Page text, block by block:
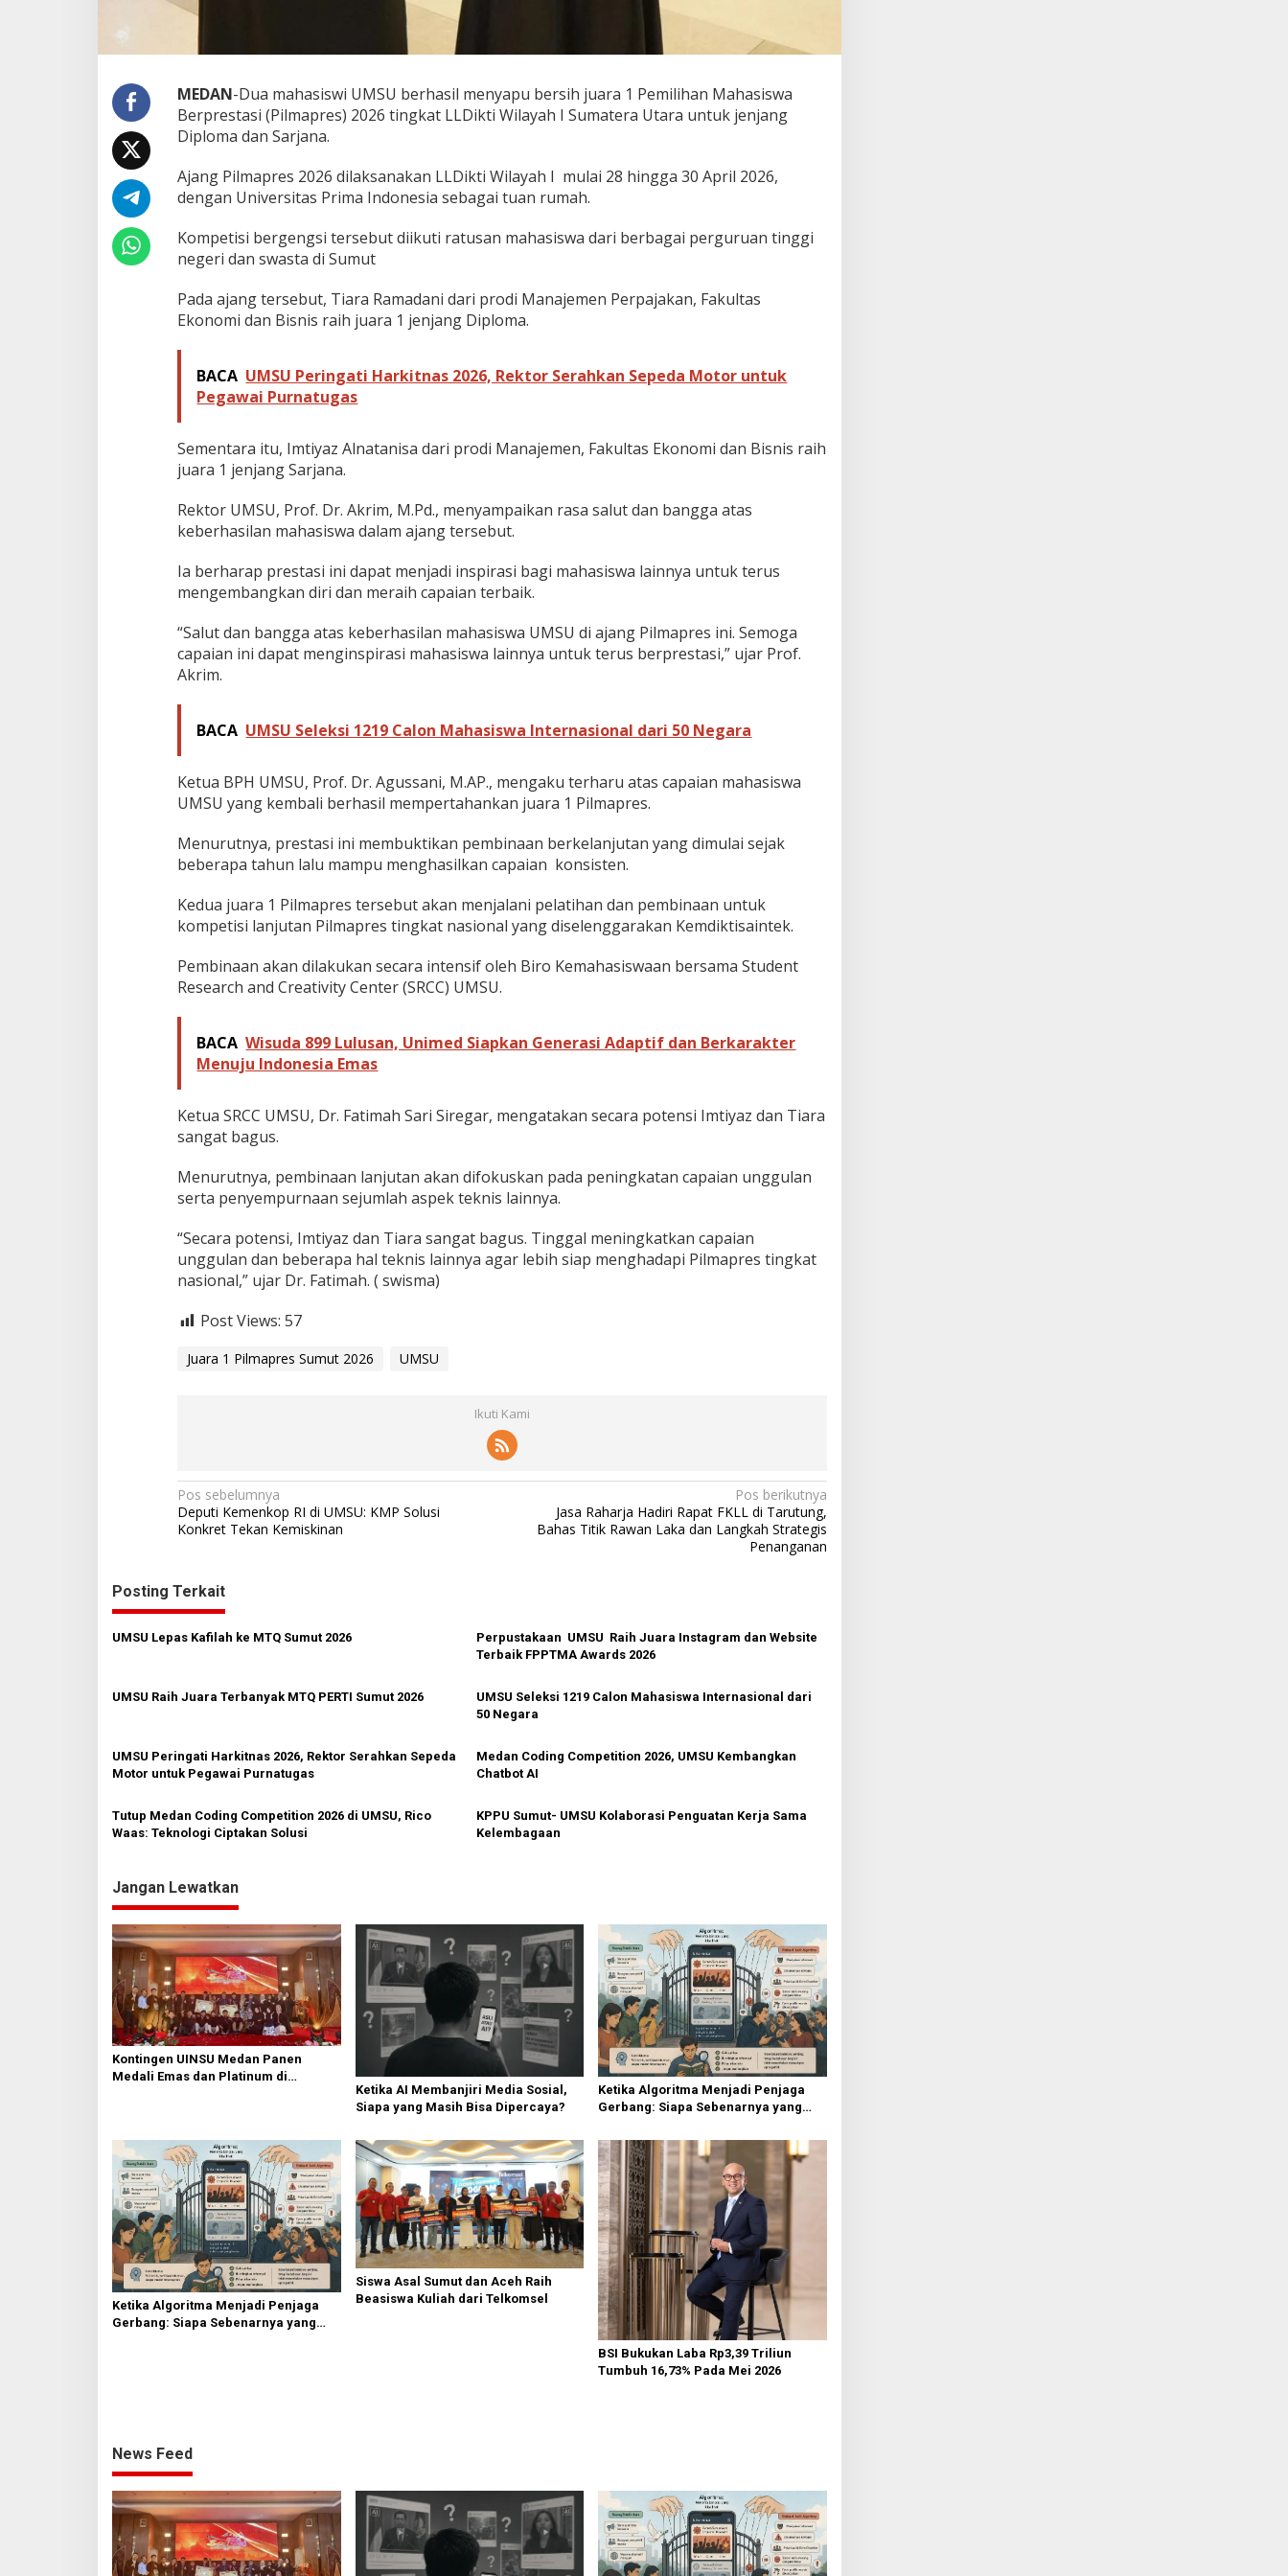
MEDAN-Dua mahasiswi UMSU berhasil menyapu bersih juara 1 Pemilihan Mahasiswa
Berprestasi (Pilmapres) 2026 tingkat LLDikti Wilayah I Sumatera Utara untuk jenjang
Diploma dan Sarjana.
Ajang Pilmapres 2026 dilaksanakan LLDikti Wilayah I mulai 28 hingga 30 April 2026,
dengan Universitas Prima Indonesia sebagai tuan rumah.
Kompetisi bergengsi tersebut diikuti ratusan mahasiswa dari berbagai perguruan tinggi
negeri dan swasta di Sumut
Pada ajang tersebut, Tiara Ramadani dari prodi Manajemen Perpajakan, Fakultas
Ekonomi dan Bisnis raih juara 1 jenjang Diploma.
BACA UMSU Peringati Harkitnas 2026, Rektor Serahkan Sepeda Motor untuk
Pegawai Purnatugas
Sementara itu, Imtiyaz Alnatanisa dari prodi Manajemen, Fakultas Ekonomi dan Bisnis raih
juara 1 jenjang Sarjana.
Rektor UMSU, Prof. Dr. Akrim, M.Pd., menyampaikan rasa salut dan bangga atas
keberhasilan mahasiswa dalam ajang tersebut.
Ia berharap prestasi ini dapat menjadi inspirasi bagi mahasiswa lainnya untuk terus
mengembangkan diri dan meraih capaian terbaik.
“Salut dan bangga atas keberhasilan mahasiswa UMSU di ajang Pilmapres ini. Semoga
capaian ini dapat menginspirasi mahasiswa lainnya untuk terus berprestasi,” ujar Prof.
Akrim.
BACA UMSU Seleksi 1219 Calon Mahasiswa Internasional dari 50 Negara
Ketua BPH UMSU, Prof. Dr. Agussani, M.AP., mengaku terharu atas capaian mahasiswa
UMSU yang kembali berhasil mempertahankan juara 1 Pilmapres.
Menurutnya, prestasi ini membuktikan pembinaan berkelanjutan yang dimulai sejak
beberapa tahun lalu mampu menghasilkan capaian konsisten.
Kedua juara 1 Pilmapres tersebut akan menjalani pelatihan dan pembinaan untuk
kompetisi lanjutan Pilmapres tingkat nasional yang diselenggarakan Kemdiktisaintek.
Pembinaan akan dilakukan secara intensif oleh Biro Kemahasiswaan bersama Student
Research and Creativity Center (SRCC) UMSU.
BACA Wisuda 899 Lulusan, Unimed Siapkan Generasi Adaptif dan Berkarakter
Menuju Indonesia Emas
Ketua SRCC UMSU, Dr. Fatimah Sari Siregar, mengatakan secara potensi Imtiyaz dan Tiara
sangat bagus.
Menurutnya, pembinaan lanjutan akan difokuskan pada peningkatan capaian unggulan
serta penyempurnaan sejumlah aspek teknis lainnya.
“Secara potensi, Imtiyaz dan Tiara sangat bagus. Tinggal meningkatkan capaian
unggulan dan beberapa hal teknis lainnya agar lebih siap menghadapi Pilmapres tingkat
nasional,” ujar Dr. Fatimah. ( swisma)
Post Views: 57
Juara 1 Pilmapres Sumut 2026 UMSU
Ikuti Kami
N
a
i
g
a
s
Pos sebelumnya
Deputi Kemenkop RI di UMSU: KMP Solusi
Konkret Tekan Kemiskinan
Pos berikutnya
Jasa Raharja Hadiri Rapat FKLL di Tarutung,
Bahas Titik Rawan Laka dan Langkah Strategis
Penanganan
Posting Terkait
UMSU Lepas Kafilah ke MTQ Sumut 2026
Perpustakaan UMSU Raih Juara Instagram dan Website
Terbaik FPPTMA Awards 2026
UMSU Raih Juara Terbanyak MTQ PERTI Sumut 2026
UMSU Seleksi 1219 Calon Mahasiswa Internasional dari
50 Negara
UMSU Peringati Harkitnas 2026, Rektor Serahkan Sepeda
Motor untuk Pegawai Purnatugas
Medan Coding Competition 2026, UMSU Kembangkan
Chatbot AI
Tutup Medan Coding Competition 2026 di UMSU, Rico
Waas: Teknologi Ciptakan Solusi
KPPU Sumut- UMSU Kolaborasi Penguatan Kerja Sama
Kelembagaan
Jangan Lewatkan
Kontingen UINSU Medan Panen
Medali Emas dan Platinum di
Ketika AI Membanjiri Media Sosial,
Siapa yang Masih Bisa Dipercaya?
Ketika Algoritma Menjadi Penjaga
Gerbang: Siapa Sebenarnya yang
Ketika Algoritma Menjadi Penjaga
Gerbang: Siapa Sebenarnya yang
Siswa Asal Sumut dan Aceh Raih
Beasiswa Kuliah dari Telkomsel
BSI Bukukan Laba Rp3,39 Triliun
Tumbuh 16,73% Pada Mei 2026
News Feed